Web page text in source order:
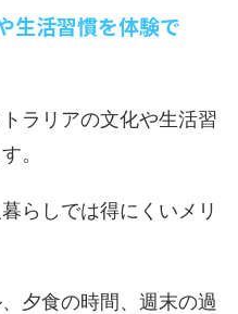
生活習慣を体験で
ラリアの文化や生活習
。
らしでは得にくいメリ
夕食の時間、週末の過